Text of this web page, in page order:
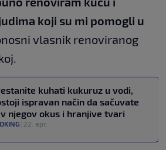
koji su mi pomogli u
vlasnik renoviranog
kuhati kukuruz u vodi,
ispravan način da sačuvate
njegov okus i hranjive tvari
22. apr.